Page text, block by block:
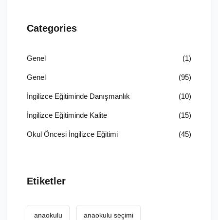
Categories
Genel (1)
Genel (95)
İngilizce Eğitiminde Danışmanlık (10)
İngilizce Eğitiminde Kalite (15)
Okul Öncesi İngilizce Eğitimi (45)
Etiketler
anaokulu anaokulu seçimi